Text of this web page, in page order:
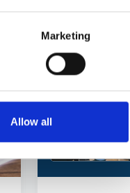
Marketing
Allow all